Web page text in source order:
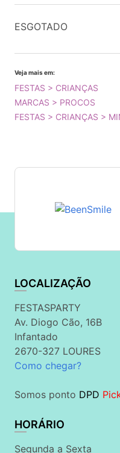
ESGOTADO
Veja mais em:
FESTAS > CRIANÇAS
MARCAS > PROCOS
FESTAS > CRIANÇAS >
LOCALIZAÇÃO
FESTASPARTY
Av. Diogo Cão, 16B
Infantado
2670-327 LOURES
Como chegar?
Somos ponto DPD
HORÁRIO
Segunda a Sexta